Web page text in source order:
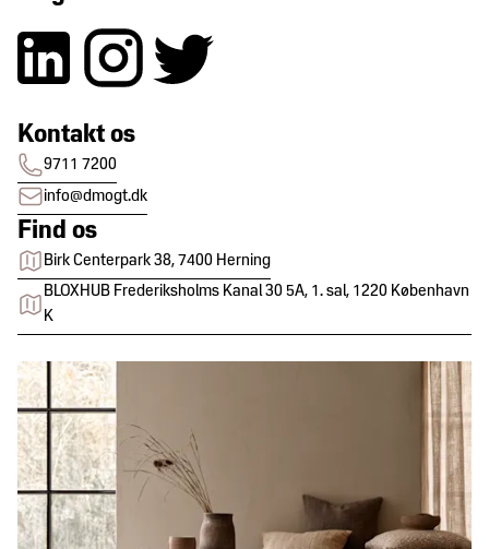
Kontakt os
9711 7200
info@dmogt.dk
Find os
Birk Centerpark 38, 7400 Herning
BLOXHUB Frederiksholms Kanal 30 5A, 1. sal, 1220 København
K